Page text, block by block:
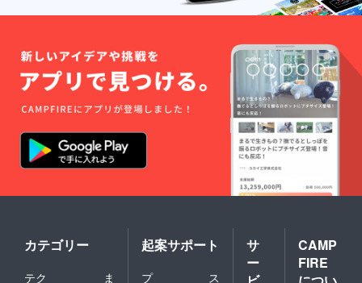
カテゴリー
テク
ま
起案サポート
プ
ス
サ
ー
CAMP
FIRE